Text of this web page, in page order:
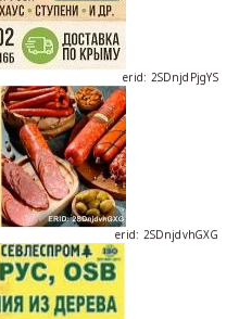
erid: 2SDnjdPjgYS
erid: 2SDnjdvhGXG